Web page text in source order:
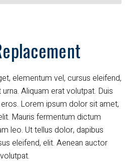
elementum vel, cursus eleifend,
Aliquam erat volutpat. Duis
Lorem ipsum dolor sit amet,
Mauris fermentum dictum
leo. Ut tellus dolor, dapibus
eleifend, elit. Aenean auctor